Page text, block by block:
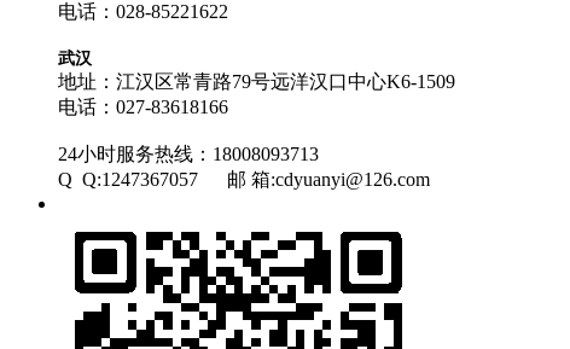
电话： 028-85221622
武汉
地址：江汉区常青路79号远洋汉口中心K6-1509
电话： 027-83618166
24小时服务热线：18008093713
Q Q:1247367057 邮 箱:cdyuanyi@126.com